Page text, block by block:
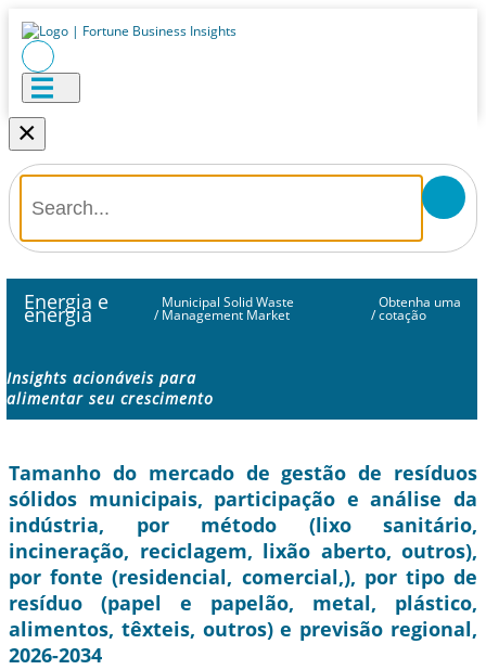
×
Energia e
energia /
Municipal Solid Waste
Management Market /
Obtenha uma
cotação
Insights acionáveis ​​para
alimentar seu crescimento
Tamanho do mercado de gestão de resíduos
sólidos municipais, participação e análise da
indústria, por método (lixo sanitário,
incineração, reciclagem, lixão aberto, outros),
por fonte (residencial, comercial,), por tipo de
resíduo (papel e papelão, metal, plástico,
alimentos, têxteis, outros) e previsão regional,
2026-2034